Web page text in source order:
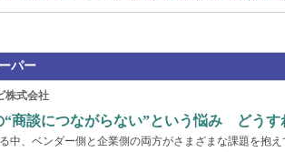
パー
株式会社
“商談につながらない”という悩み どうす
中、ベンダー側と企業側の両方がさまざまな課題を抱